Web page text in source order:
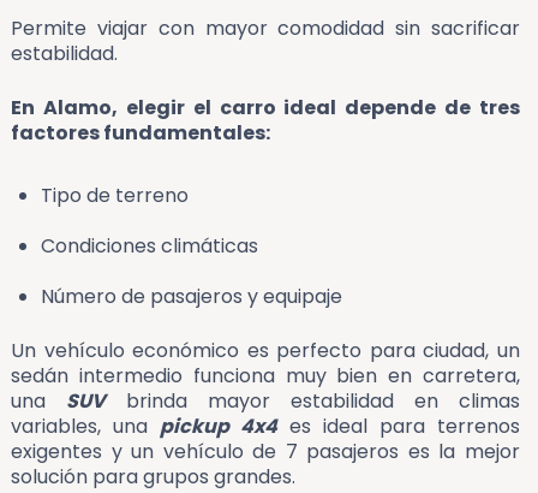
Permite viajar con mayor comodidad sin sacrificar
estabilidad.
En Alamo, elegir el carro ideal depende de tres
factores fundamentales:
Tipo de terreno
Condiciones climáticas
Número de pasajeros y equipaje
Un vehículo económico es perfecto para ciudad, un
sedán intermedio funciona muy bien en carretera,
una SUVbrinda mayor estabilidad en climas
variables, una pickup 4x4es ideal para terrenos
exigentes y un vehículo de 7 pasajeros es la mejor
solución para grupos grandes.